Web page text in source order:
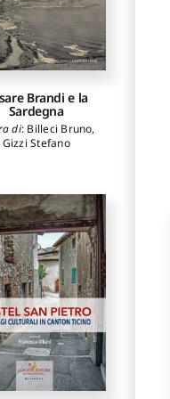
Brandi e la
Sardegna
di: Billeci Bruno,
Gizzi Stefano